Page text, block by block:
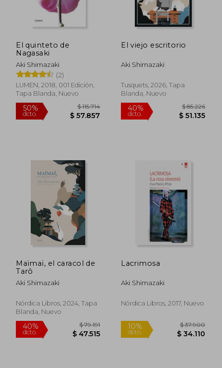
40%
dcto. dcto.
El quinteto de
Nagasaki
Aki Shimazaki
(2)
LUMEN, 2018, 001 Edición,
Tapa Blanda, Nuevo
50%
dcto. $ 57.857
El viejo escritorio
Aki Shimazaki
Tusquets, 2026, Tapa
Blanda, Nuevo
40%
dcto.
Maïmaï, el caracol de
Tarô
Aki Shimazaki
Nórdica Libros, 2024, Tapa
Blanda, Nuevo
Lacrimosa
Aki Shimazaki
Nórdica Libros, 2017, Nuevo